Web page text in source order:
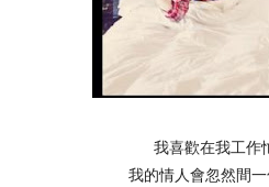
我喜歡在我工作
我的情人會忽然間